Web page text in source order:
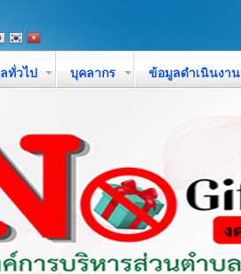
ทั่วไป บุคลากร ข้อมูลดำเนินงาน